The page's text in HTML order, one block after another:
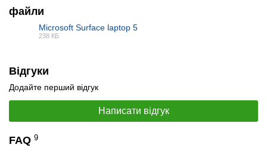
Слідкувати на Facebook
файли
Microsoft Surface laptop 5
238 КБ
Відгуки
Додайте перший відгук
Написати відгук
FAQ 9